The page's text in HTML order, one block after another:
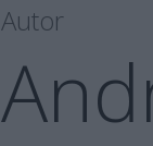
Autor